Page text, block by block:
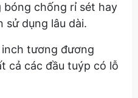
bóng chống rỉ sét hay
sử dụng lâu dài.
tương đương
cả các đầu tuýp có lỗ